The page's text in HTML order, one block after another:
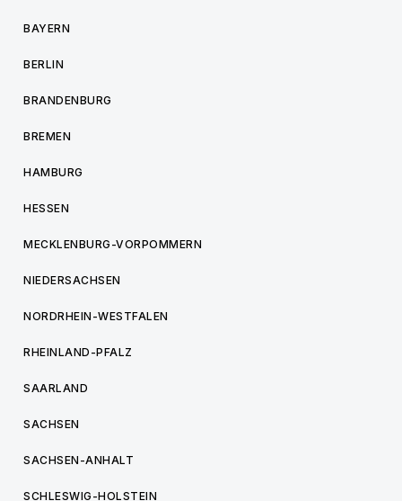
BAYERN
BERLIN
BRANDENBURG
BREMEN
HAMBURG
HESSEN
MECKLENBURG-VORPOMMERN
NIEDERSACHSEN
NORDRHEIN-WESTFALEN
RHEINLAND-PFALZ
SAARLAND
SACHSEN
SACHSEN-ANHALT
SCHLESWIG-HOLSTEIN